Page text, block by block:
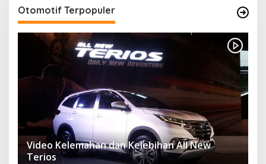
Otomotif Terpopuler
Video Kelemahan dan Kelebihan All New
Terios